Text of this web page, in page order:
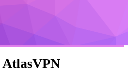
AtlasVPN